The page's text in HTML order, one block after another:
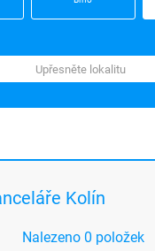
Kolín
Nalezeno 0 položek